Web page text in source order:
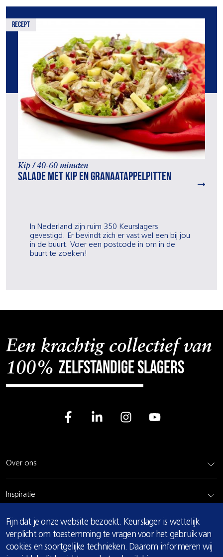
COOKIE
MELDING
Fijn dat je onze website bezoekt. Keurslager is wettelijk
verplicht om toestemming te vragen voor het gebruik van
cookies en soortgelijke technieken. Daarom informeren wij
recept
Kip / 40-60 minuten
Salade met kip en granaatappelpitten
In Nederland zijn ruim 350 Keurslagers
gevestigd. Er bevindt zich er vast wel een bij jou
in de buurt. Voer een postcode in om in de
buurt te zoeken!
Een krachtig collectief van
100% zelfstandige slagers
Over ons
Inspiratie
Rundvlees